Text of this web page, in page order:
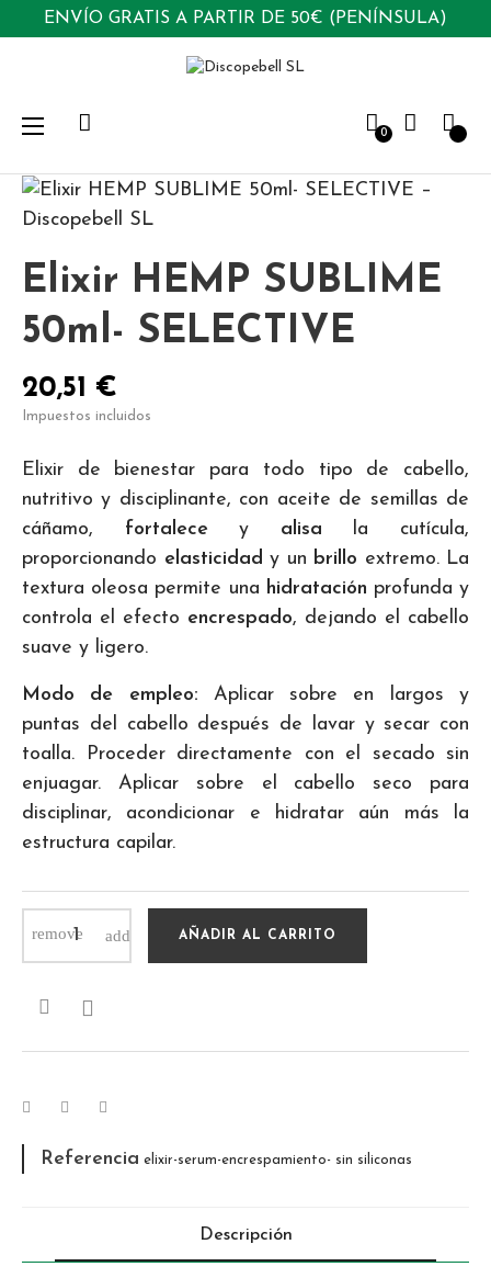
ENVÍO GRATIS A PARTIR DE 50€ (PENÍNSULA)
0
Navegación
palanca
☰
Elixir HEMP SUBLIME
50ml- SELECTIVE
20,51 €
Impuestos incluidos
Elixir de bienestar para todo tipo de cabello,
nutritivo y disciplinante, con aceite de semillas de
cáñamo, fortalecey alisa la cutícula,
proporcionando elasticidad y un brillo extremo. La
textura oleosa permite una hidratación profunda y
controla el efecto encrespado, dejando el cabello
suave y ligero.
Modo de empleo: Aplicar sobre en largos y
puntas del cabello después de lavar y secar con
toalla. Proceder directamente con el secado sin
enjuagar. Aplicar sobre el cabello seco para
disciplinar, acondicionar e hidratar aún más la
estructura capilar.
AÑADIR AL CARRITO

Referencia elixir-serum-encrespamiento- sin siliconas
Descripción